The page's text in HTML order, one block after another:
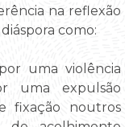
na reflexão
como:
uma violência
uma expulsão
fixação noutros